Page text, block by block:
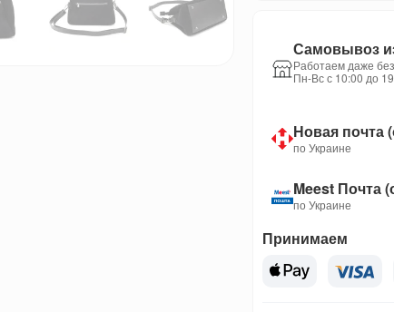
Самовывоз
Работаем даже
Пн-Вс с 10:00 до
Новая почта
по Украине
Meest Почта
по Украине
Принимаем